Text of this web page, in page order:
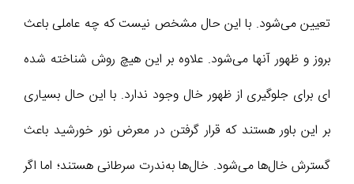
تعیین می‌شود. با این حال مشخص نیست که چه عاملی باعث
بروز و ظهور آنها می‌شود. علاوه بر این هیچ روش شناخته ‌شده
‌ای برای جلوگیری از ظهور خال‌ وجود ندارد. با این حال بسیاری
بر این باور هستند که قرار گرفتن در معرض نور خورشید باعث
گسترش خال‌ها می‌شود. خال‌ها به‌ندرت سرطانی هستند؛ اما اگر